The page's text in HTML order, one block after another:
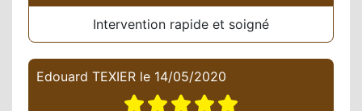
Intervention rapide et soigné
Edouard TEXIER le 14/05/2020